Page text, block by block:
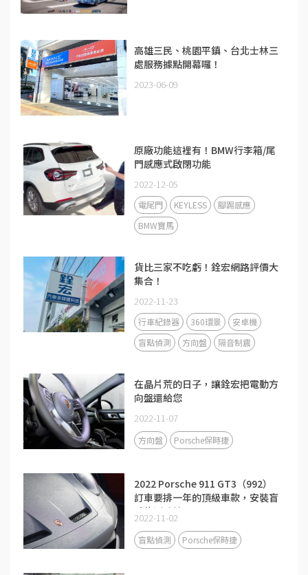
高雄三民、桃園平鎮、台北士林三
處服務據點開幕囉！
2023-06-09
原廠功能這裡有！BMW行李箱/尾
門感應式啟閉功能
2022-12-05
電尾門 KEYLESS
腳踢感應
BMW寶馬
貨比三家不吃虧！銓宏網路評價大
集合！
2022-11-23
行車紀錄器 360環景
安卓機
盲點偵測
方向盤 隔音制震
在晶片荒的日子，讓銓宏把電動方
向盤還給您
2022-11-07
方向盤 Porsche保時捷
2022 Porsche 911 GT3（992）
訂車要排一年的頂級車款，安裝盲
點偵測系統
2022-11-02
盲點偵測 Porsche保時捷